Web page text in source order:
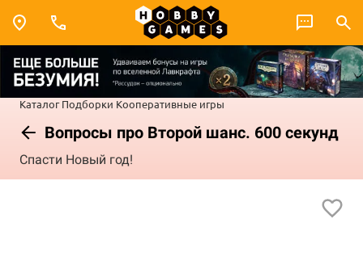
Каталог Подборки Кооперативные игры
Вопросы про Второй шанс. 600 секунд
Спасти Новый год!